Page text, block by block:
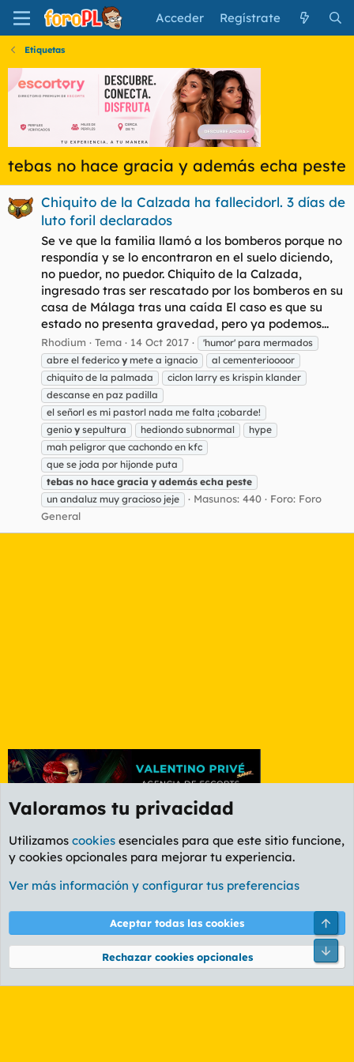
Acceder Regístrate
Etiquetas
tebas no hace gracia y además echa peste
Chiquito de la Calzada ha fallecidorl. 3 días de
luto foril declarados
Se ve que la familia llamó a los bomberos porque no
respondía y se lo encontraron en el suelo diciendo,
no puedor, no puedor. Chiquito de la Calzada,
ingresado tras ser rescatado por los bomberos en su
casa de Málaga tras una caída El caso es que su
estado no presenta gravedad, pero ya podemos...
Rhodium Tema 14 Oct 2017
'humor' para mermados
abre el federico y mete a ignacio
al cementerioooor
chiquito de la palmada
ciclon larry es krispin klander
descanse en paz padilla
el señorl es mi pastorl nada me falta ¡cobarde!
genio y sepultura hediondo subnormal
hype
mah peligror que cachondo en kfc
que se joda por hijonde puta
tebas no hace gracia y además echa peste
un andaluz muy gracioso jeje
Masunos: 440 Foro: Foro
General
Etiquetas
Cookies
PL OLDSTYLE AMARILLO
Términos y reglas Política de privacidad Ayuda
Community platform by XenForo® © 2010-2026 XenForo Ltd.
Valoramos tu privacidad
Utilizamos cookies esenciales para que este sitio funcione,
y cookies opcionales para mejorar tu experiencia.
Ver más información y configurar tus preferencias
Aceptar todas las cookies
Rechazar cookies opcionales
Pie